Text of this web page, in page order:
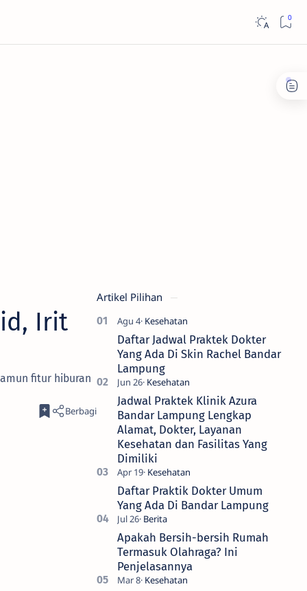
Irit
fitur hiburan
Artikel Pilihan
Daftar Jadwal Praktek Dokter
Yang Ada Di Skin Rachel Bandar
Lampung
Jadwal Praktek Klinik Azura
Bandar Lampung Lengkap
Alamat, Dokter, Layanan
Kesehatan dan Fasilitas Yang
Dimiliki
Daftar Praktik Dokter Umum
Yang Ada Di Bandar Lampung
Apakah Bersih-bersih Rumah
Termasuk Olahraga? Ini
Penjelasannya